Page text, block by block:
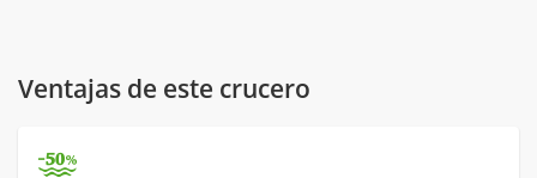
Ventajas de este crucero